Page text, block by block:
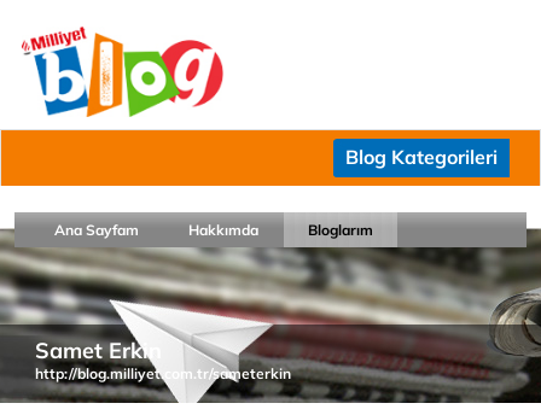
Blog Kategorileri
Ana Sayfam Hakkımda Bloglarım
Samet Erkin
http://blog.milliyet.com.tr/sameterkin